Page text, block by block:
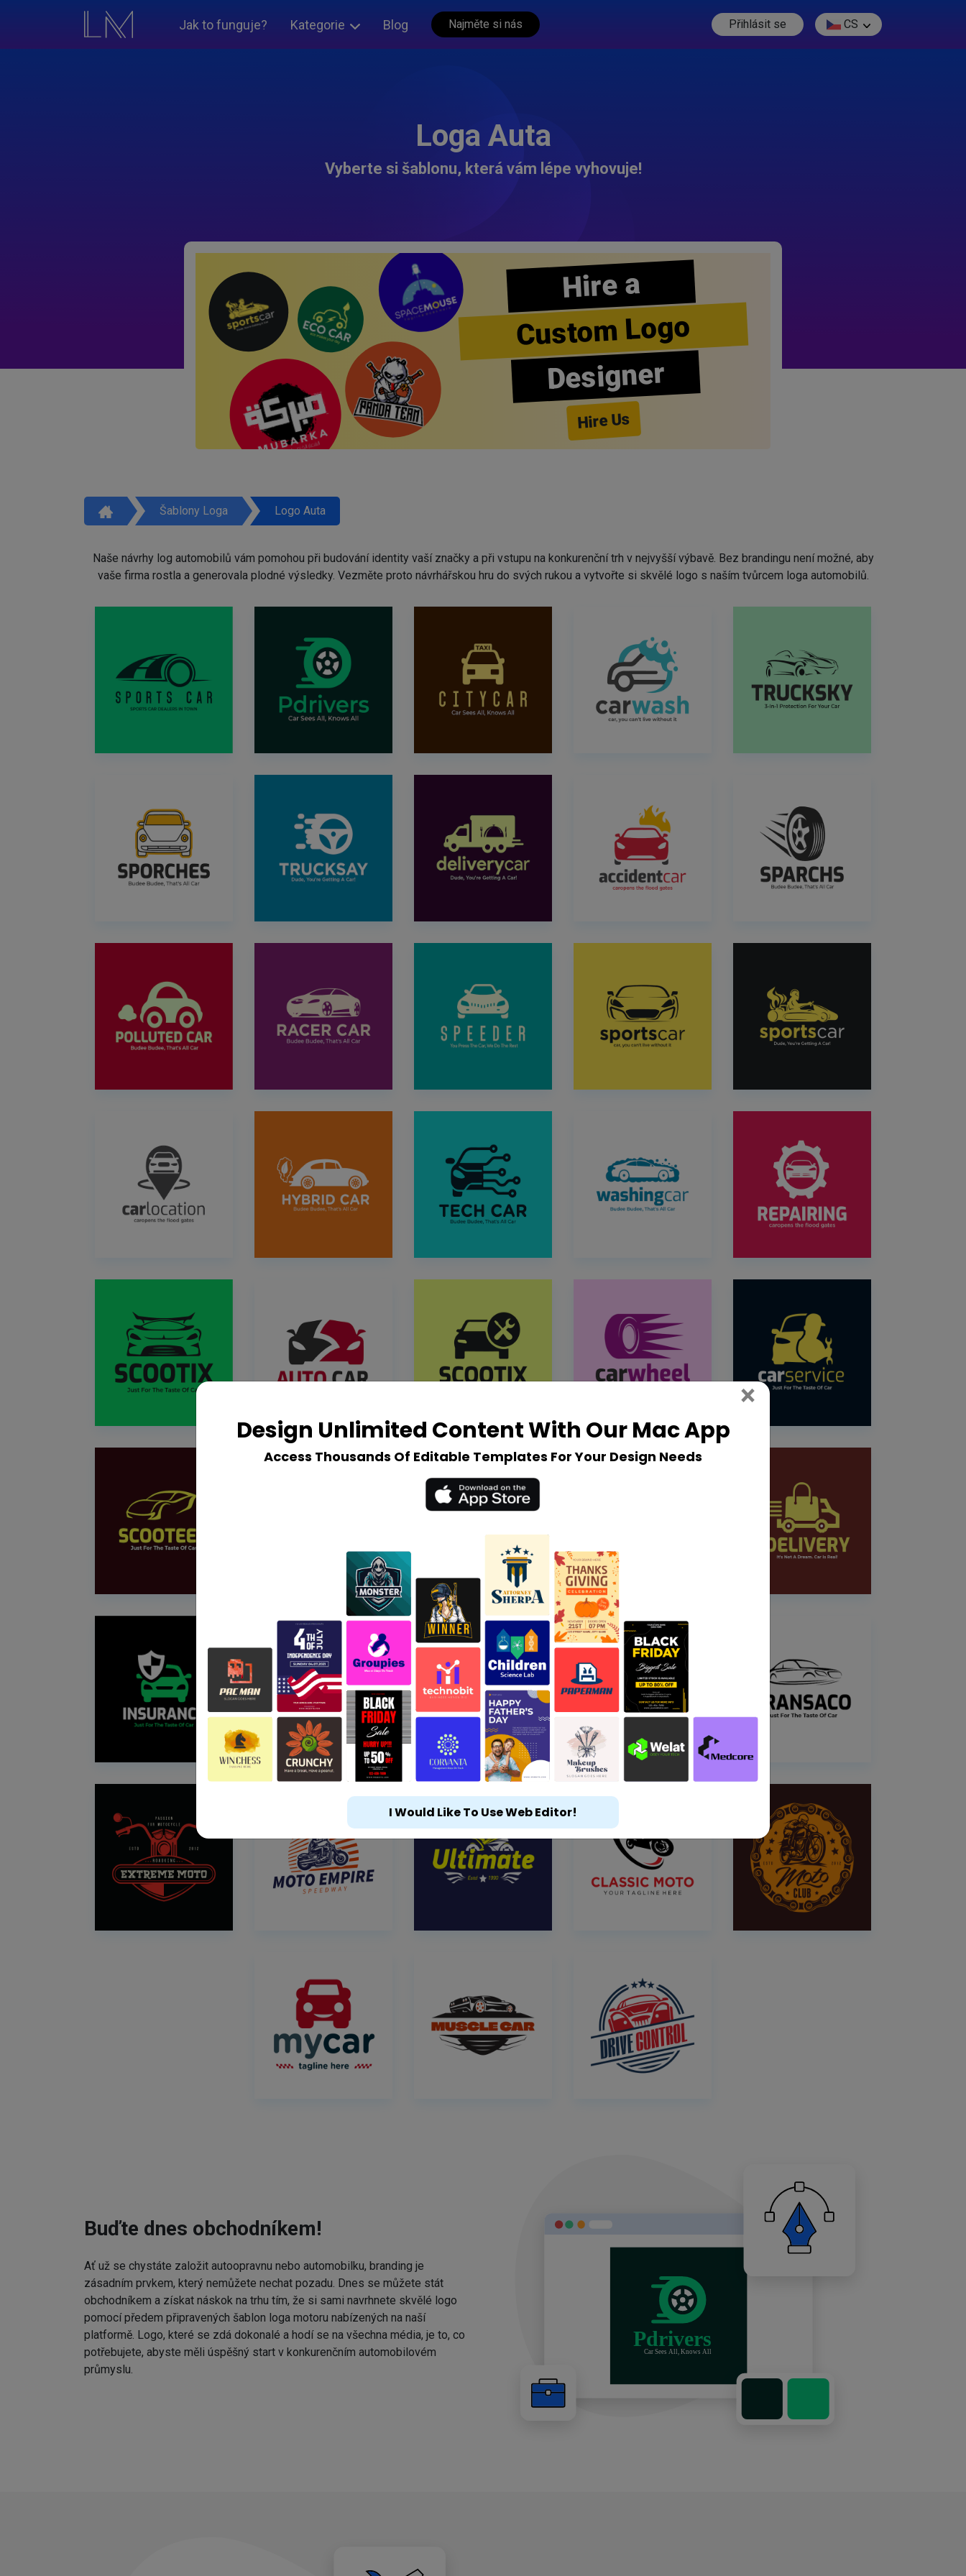
Jak to funguje? Kategorie Blog Najměte si nás Přihlásit se CS
Loga Auta
Vyberte si šablonu, která vám lépe vyhovuje!
Hire a
Custom Logo
Designer
Hire Us
Šablony Loga Logo Auta
Naše návrhy log automobilů vám pomohou při budování identity vaší značky a při vstupu na konkurenční trh v nejvyšší výbavě. Bez brandingu není možné, aby
vaše firma rostla a generovala plodné výsledky. Vezměte proto návrhářskou hru do svých rukou a vytvořte si skvělé logo s naším tvůrcem loga automobilů.
Buďte dnes obchodníkem!
Ať už se chystáte založit autoopravnu nebo automobilku, branding je
zásadním prvkem, který nemůžete nechat pozadu. Dnes se můžete stát
obchodníkem a získat náskok na trhu tím, že si sami navrhnete skvělé logo
pomocí předem připravených šablon loga motoru nabízených na naší
platformě. Logo, které se zdá dokonalé a hodí se na všechna média, je to, co
potřebujete, abyste měli úspěšný start v konkurenčním automobilovém
průmyslu.
Design Unlimited Content With Our Mac App
Access Thousands Of Editable Templates For Your Design Needs
× Close
I Would Like To Use Web Editor!